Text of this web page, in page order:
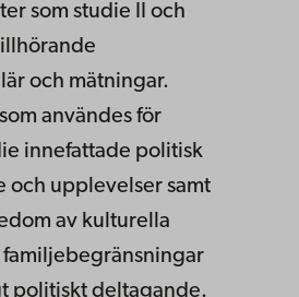
som studie II och
och mätningar.
användes för
innefattade politisk
och upplevelser samt
av kulturella
politiskt deltagande.